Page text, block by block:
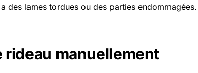
des lames tordues ou des parties endommagées.
rideau manuellement